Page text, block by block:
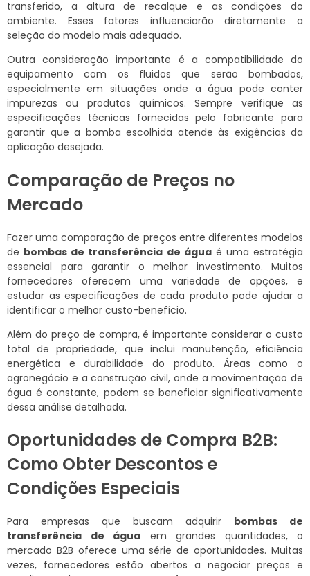
transferido, a altura de recalque e as condições do
ambiente. Esses fatores influenciarão diretamente a
seleção do modelo mais adequado.
Outra consideração importante é a compatibilidade do
equipamento com os fluidos que serão bombados,
especialmente em situações onde a água pode conter
impurezas ou produtos químicos. Sempre verifique as
especificações técnicas fornecidas pelo fabricante para
garantir que a bomba escolhida atende às exigências da
aplicação desejada.
Comparação de Preços no
Mercado
Fazer uma comparação de preços entre diferentes modelos
de bombas de transferência de águaé uma estratégia
essencial para garantir o melhor investimento. Muitos
fornecedores oferecem uma variedade de opções, e
estudar as especificações de cada produto pode ajudar a
identificar o melhor custo-benefício.
Além do preço de compra, é importante considerar o custo
total de propriedade, que inclui manutenção, eficiência
energética e durabilidade do produto. Áreas como o
agronegócio e a construção civil, onde a movimentação de
água é constante, podem se beneficiar significativamente
dessa análise detalhada.
Oportunidades de Compra B2B:
Como Obter Descontos e
Condições Especiais
Para empresas que buscam adquirir bombas de
transferência de água em grandes quantidades, o
mercado B2B oferece uma série de oportunidades. Muitas
vezes, fornecedores estão abertos a negociar preços e